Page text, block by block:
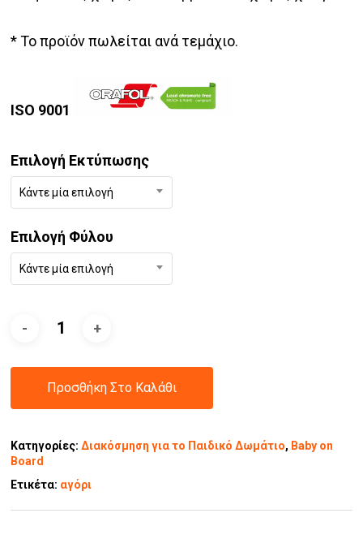
* Το προϊόν πωλείται ανά τεμάχιο.
ISO 9001
Επιλογή Εκτύπωσης
Κάντε μία επιλογή
Επιλογή Φύλου
Κάντε μία επιλογή
Προσθήκη Στο Καλάθι
Κατηγορίες:Διακόσμηση για το Παιδικό Δωμάτιο, Baby on
Board
Ετικέτα: αγόρι